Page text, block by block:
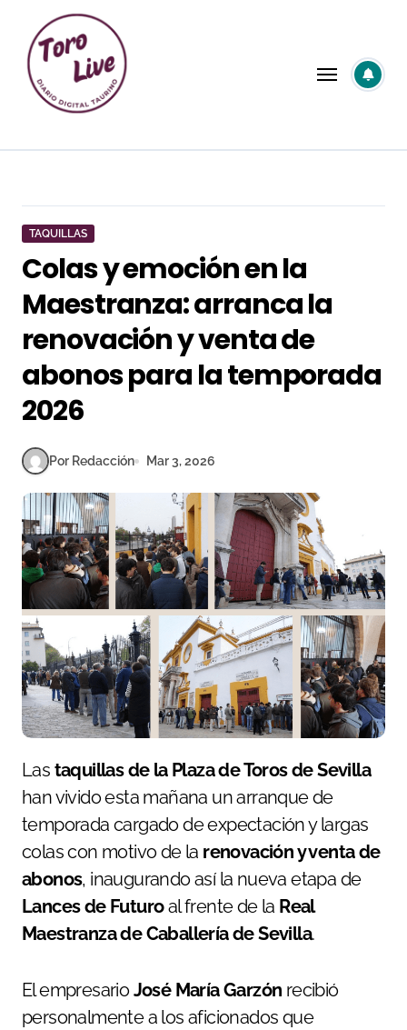
contenido
TAQUILLAS
Colas y emoción en la
Maestranza: arranca la
renovación y venta de
abonos para la temporada
2026
Por Redacción Mar 3, 2026
Las taquillas de la Plaza de Toros de Sevilla
han vivido esta mañana un arranque de
temporada cargado de expectación y largas
colas con motivo de la renovación y venta de
abonos, inaugurando así la nueva etapa de
Lances de Futuroal frente de la Real
Maestranza de Caballería de Sevilla.
El empresarioJosé María Garzón recibió
personalmente a los aficionados que